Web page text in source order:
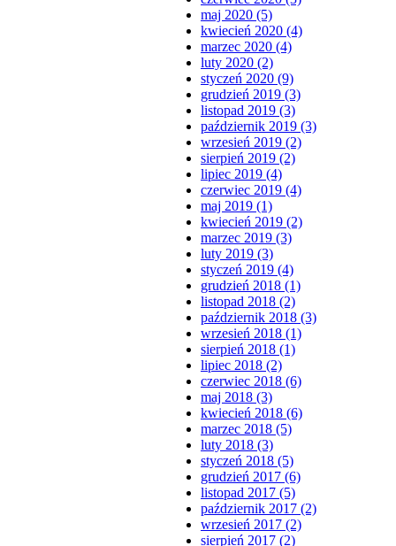
maj 2020 (5)
kwiecień 2020 (4)
marzec 2020 (4)
luty 2020 (2)
styczeń 2020 (9)
grudzień 2019 (3)
listopad 2019 (3)
październik 2019 (3)
wrzesień 2019 (2)
sierpień 2019 (2)
lipiec 2019 (4)
czerwiec 2019 (4)
maj 2019 (1)
kwiecień 2019 (2)
marzec 2019 (3)
luty 2019 (3)
styczeń 2019 (4)
grudzień 2018 (1)
listopad 2018 (2)
październik 2018 (3)
wrzesień 2018 (1)
sierpień 2018 (1)
lipiec 2018 (2)
czerwiec 2018 (6)
maj 2018 (3)
kwiecień 2018 (6)
marzec 2018 (5)
luty 2018 (3)
styczeń 2018 (5)
grudzień 2017 (6)
listopad 2017 (5)
październik 2017 (2)
wrzesień 2017 (2)
sierpień 2017 (2)